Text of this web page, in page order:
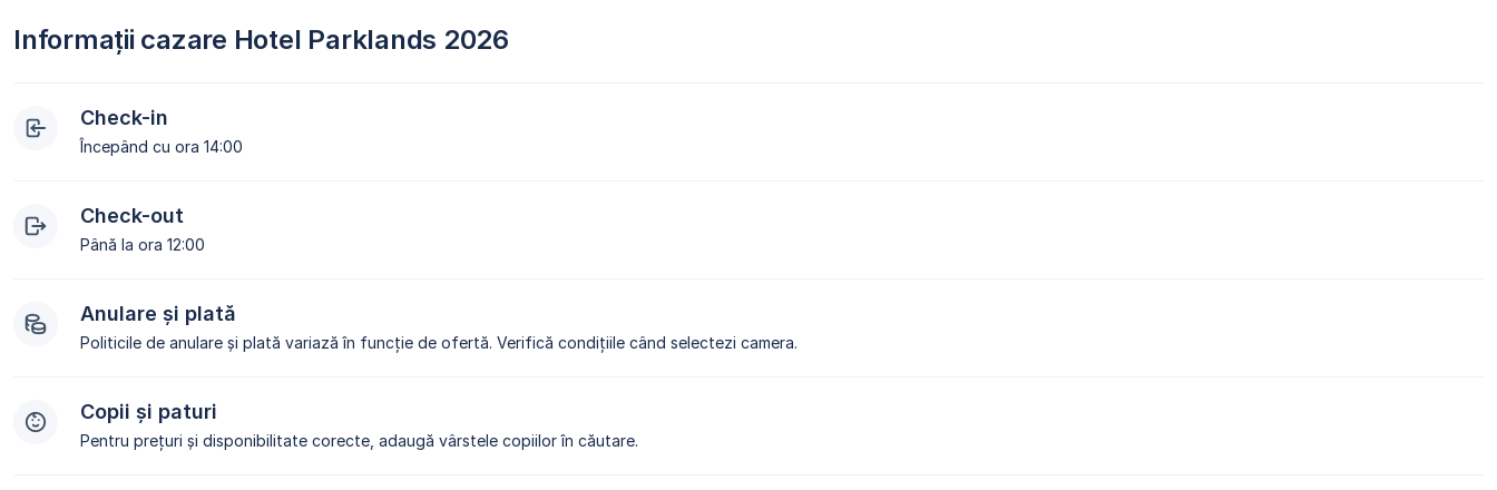
Informații cazare Hotel Parklands 2026
Check-in
Începând cu ora 14:00
Check-out
Până la ora 12:00
Anulare și plată
Politicile de anulare și plată variază în funcție de ofertă. Verifică condițiile când selectezi camera.
Copii și paturi
Pentru prețuri și disponibilitate corecte, adaugă vârstele copiilor în căutare.